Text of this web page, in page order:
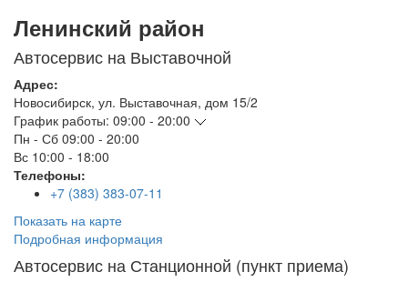
Ленинский район
Автосервис на Выставочной
Адрес:
Новосибирск, ул. Выставочная, дом 15/2
График работы: 09:00 - 20:00
Пн - Сб 09:00 - 20:00
Вс 10:00 - 18:00
Телефоны:
+7 (383) 383-07-11
Показать на карте
Подробная информация
Автосервис на Станционной (пункт приема)